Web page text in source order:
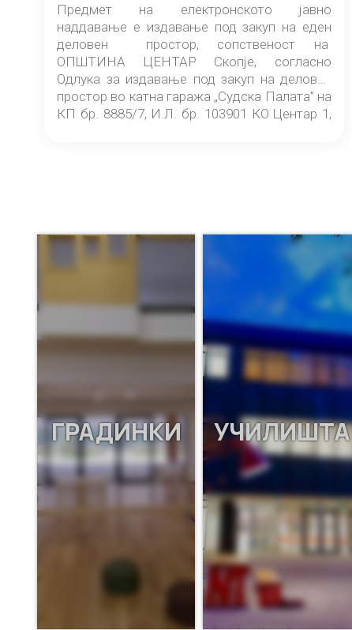
Предмет на електронското јавно
наддавање е издавање под закуп на еден
деловен простор, сопственост на
ОПШТИНА ЦЕНТАР Скопје, согласно
Одлука за издавање под закуп на деловен
простор во катна гаража „Судска Палата” на
КП бр. 8885/7, И.Л. бр. 103901 КО Центар 1,
понудувач.
ГРАДИНКИ УЧИЛИШТА